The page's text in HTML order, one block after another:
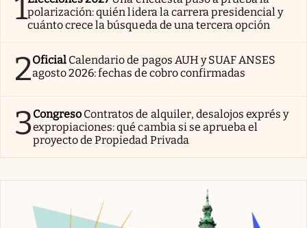
1polarización: quién lidera la carrera presidencial y
cuánto crece la búsqueda de una tercera opción
2Oficial Calendario de pagos AUH y SUAF ANSES
agosto 2026: fechas de cobro confirmadas
3Congreso Contratos de alquiler, desalojos exprés y
expropiaciones: qué cambia si se aprueba el
proyecto de Propiedad Privada